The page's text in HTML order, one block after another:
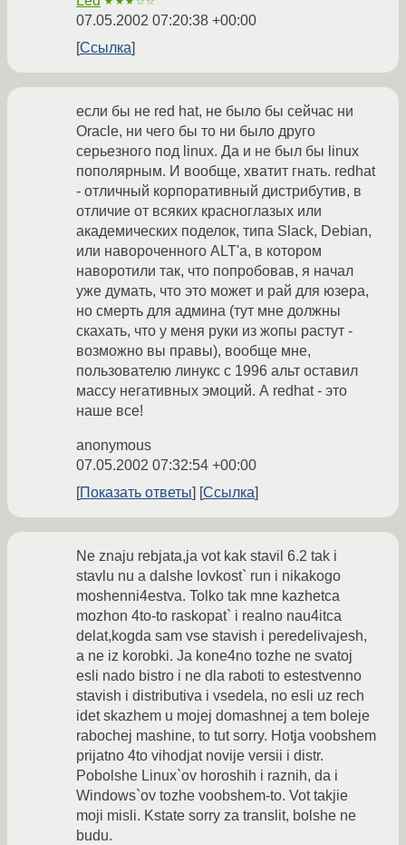
07.05.2002 07:20:38 +00:00
Ссылка
если бы не red hat, не было бы сейчас ни
Oracle, ни чего бы то ни было друго
серьезного под linux. Да и не был бы linux
пополярным. И вообще, хватит гнать. redhat
- отличный корпоративный дистрибутив, в
отличие от всяких красноглазых или
академических поделок, типа Slack, Debian,
или навороченного ALT'a, в котором
наворотили так, что попробовав, я начал
уже думать, что это может и рай для юзера,
но смерть для админа (тут мне должны
скахать, что у меня руки из жопы растут -
возможно вы правы), вообще мне,
пользователю линукс с 1996 альт оставил
массу негативных эмоций. А redhat - это
наше все!
anonymous
07.05.2002 07:32:54 +00:00
Показать ответы
Ссылка
Ne znaju rebjata,ja vot kak stavil 6.2 tak i
stavlu nu a dalshe lovkost` run i nikakogo
moshenni4estva. Tolko tak mne kazhetca
mozhon 4to-to raskopat` i realno nau4itca
delat,kogda sam vse stavish i peredelivajesh,
a ne iz korobki. Ja kone4no tozhe ne svatoj
esli nado bistro i ne dla raboti to estestvenno
stavish i distributiva i vsedela, no esli uz rech
idet skazhem u mojej domashnej a tem boleje
rabochej mashine, to tut sorry. Hotja voobshem
prijatno 4to vihodjat novije versii i distr.
Pobolshe Linux`ov horoshih i raznih, da i
Windows`ov tozhe voobshem-to. Vot takjie
moji misli. Kstate sorry za translit, bolshe ne
budu.